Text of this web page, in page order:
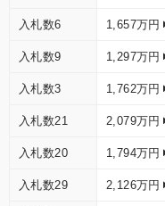
入札数6 1,657万円
入札数9 1,297万円
入札数3 1,762万円
入札数21 2,079万円
入札数20 1,794万円
入札数29 2,126万円